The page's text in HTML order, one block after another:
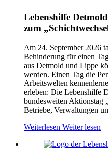
Lebenshilfe
zum
Am 24. September 2026
Behinderung für einen
aus Detmold und Lippe
werden. Einen Tag die
Arbeitswelten
erleben: Die Lebenshilfe
bundesweiten Aktionstag
Betriebe, Verwaltungen
Weiterlesen Weiter lesen